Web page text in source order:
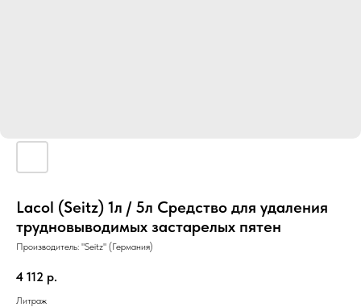
Lacol (Seitz) 1л / 5л Средство для удаления
трудновыводимых застарелых пятен
Производитель: "Seitz" (Германия)
4 112 р.
Литраж